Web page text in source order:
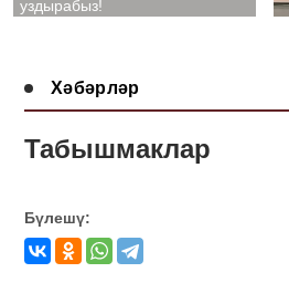
уздырабыз!
Хәбәрләр
Табышмаклар
Бүлешү: